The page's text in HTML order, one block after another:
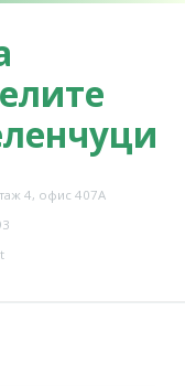
4, офис 407А